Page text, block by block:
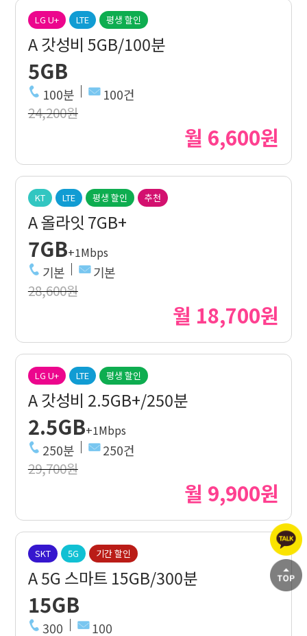
LG U+ LTE 평생 할인
A 갓성비 5GB/100분
5GB
100분 100건
24,200원
월 6,600원
KT LTE 평생 할인 추천
A 올라잇 7GB+
7GB+1Mbps
기본 기본
28,600원
월 18,700원
LG U+ LTE 평생 할인
A 갓성비 2.5GB+/250분
2.5GB+1Mbps
250분 250건
29,700원
월 9,900원
SKT 5G 기간 할인
A 5G 스마트 15GB/300분
15GB
300 100